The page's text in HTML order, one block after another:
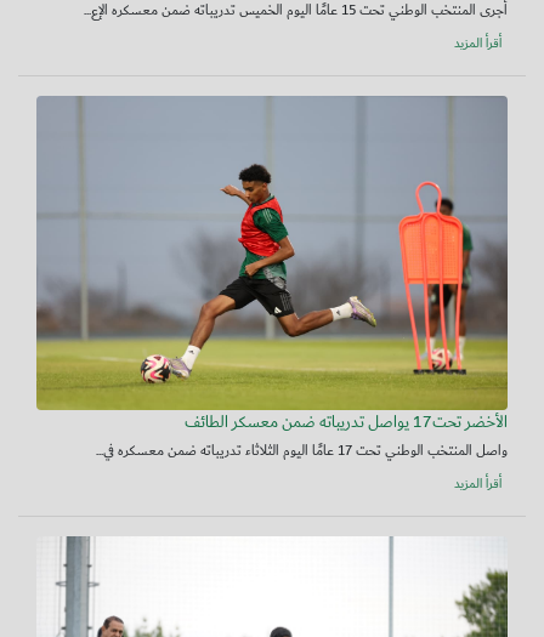
أجرى المنتخب الوطني تحت 15 عامًا اليوم الخميس تدريباته ضمن معسكره الإع...
أقرأ المزيد
الأخضر تحت17 يواصل تدريباته ضمن معسكر الطائف
واصل المنتخب الوطني تحت 17 عامًا اليوم الثلاثاء تدريباته ضمن معسكره في...
أقرأ المزيد